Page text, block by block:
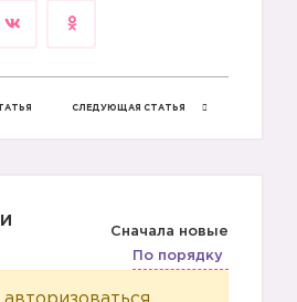
💖
СЛЕДУЮЩАЯ СТАТЬЯ
Сначала новые
По порядку